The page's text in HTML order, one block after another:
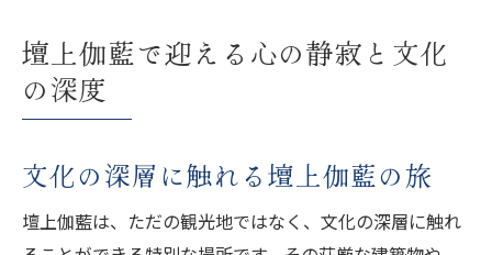
歴史の中に溶け込む壇上伽藍の建築美
伝統と現代の融合を感じる
歴史的構造物としての美しさ
壇上伽藍で迎える心の静寂と文化
の深度
文化の深層に触れる壇上伽藍の旅
壇上伽藍は、ただの観光地ではなく、文化の深層に触れ